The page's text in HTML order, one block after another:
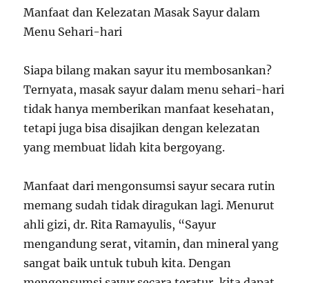
Manfaat dan Kelezatan Masak Sayur dalam
Menu Sehari-hari
Siapa bilang makan sayur itu membosankan?
Ternyata, masak sayur dalam menu sehari-hari
tidak hanya memberikan manfaat kesehatan,
tetapi juga bisa disajikan dengan kelezatan
yang membuat lidah kita bergoyang.
Manfaat dari mengonsumsi sayur secara rutin
memang sudah tidak diragukan lagi. Menurut
ahli gizi, dr. Rita Ramayulis, “Sayur
mengandung serat, vitamin, dan mineral yang
sangat baik untuk tubuh kita. Dengan